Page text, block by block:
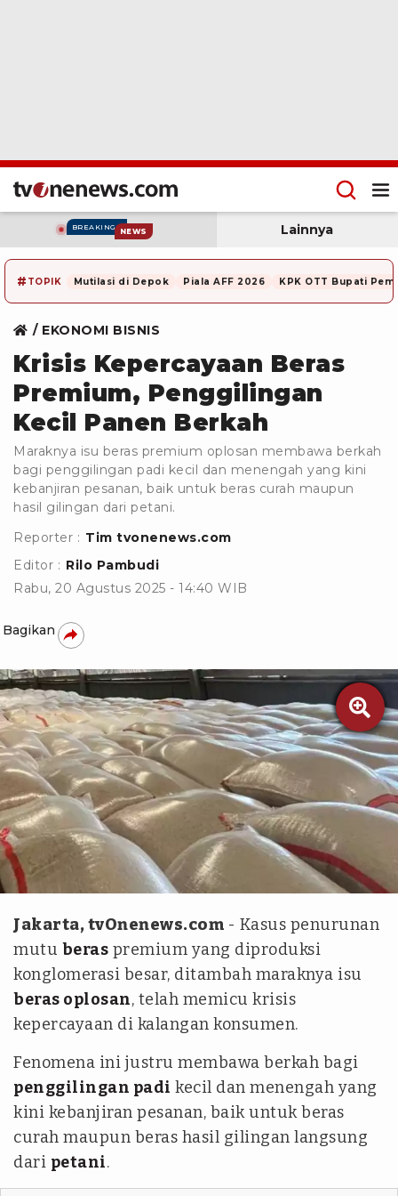
BREAKING NEWS Lainnya
# TOPIK Mutilasi di Depok Piala AFF 2026 KPK OTT Bupati
EKONOMI BISNIS
Krisis Kepercayaan Beras
Premium, Penggilingan
Kecil Panen Berkah
Maraknya isu beras premium oplosan membawa berkah
bagi penggilingan padi kecil dan menengah yang kini
kebanjiran pesanan, baik untuk beras curah maupun
hasil gilingan dari petani.
Reporter : Tim tvonenews.com
Editor : Rilo Pambudi
Rabu, 20 Agustus 2025 - 14:40 WIB
Bagikan

Kementan
Jakarta, tvOnenews.com - Kasus penurunan
mutu beras premium yang diproduksi
konglomerasi besar, ditambah maraknya isu
beras oplosan, telah memicu krisis
kepercayaan di kalangan konsumen.
Fenomena ini justru membawa berkah bagi
penggilingan padi kecil dan menengah yang
kini kebanjiran pesanan, baik untuk beras
curah maupun beras hasil gilingan langsung
dari petani.